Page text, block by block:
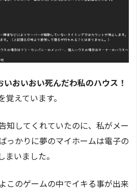
いおいおい死んだわ私のハウス！
えています。
知してくれていたのに、私がメー
っかりに夢のマイホームは電子の
いました。
このゲームの中でイキる事が出来